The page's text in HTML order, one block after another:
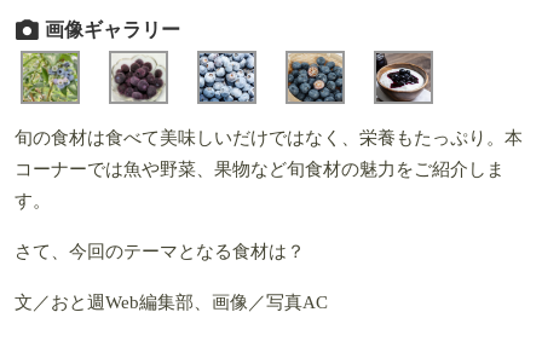
画像ギャラリー
旬の食材は食べて美味しいだけではなく、栄養もたっぷり。本
コーナーでは魚や野菜、果物など旬食材の魅力をご紹介しま
す。
さて、今回のテーマとなる食材は？
文／おと週Web編集部、画像／写真AC